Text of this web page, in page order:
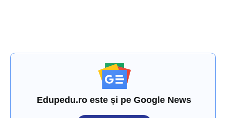
Edupedu.ro este și pe Google News